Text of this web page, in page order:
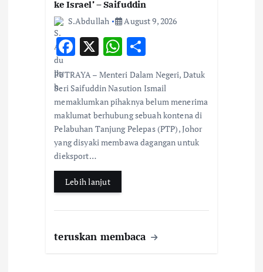
ke Israel’ – Saifuddin
S.Abdullah
August 9, 2026
F
ac
e
b
o
o
k
X W
h
at
s
A
p
h
ar
e
PUTRAYA – Menteri Dalam Negeri, Datuk
Seri Saifuddin Nasution Ismail
memaklumkan pihaknya belum menerima
maklumat berhubung sebuah kontena di
Pelabuhan Tanjung Pelepas (PTP), Johor
yang disyaki membawa dagangan untuk
dieksport…
Lebih lanjut
teruskan membaca